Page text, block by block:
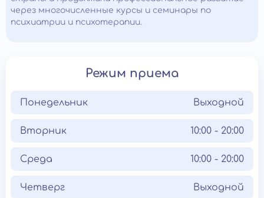
через многочисленные курсы и семинары по
психиатрии и психотерапии.
Режим приема
Понедельник Выходной
Вторник 10:00 - 20:00
Среда 10:00 - 20:00
Четверг Выходной